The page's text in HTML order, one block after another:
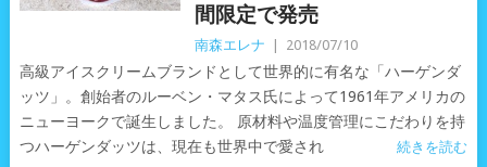
間限定で発売
南森エレナ 2018/07/10
高級アイスクリームブランドとして世界的に有名な「ハーゲンダ
ッツ」。創始者のルーベン・マタス氏によって1961年アメリカの
ニューヨークで誕生しました。 原材料や温度管理にこだわりを持
つハーゲンダッツは、現在も世界中で愛され
続きを読む